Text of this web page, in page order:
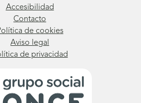
Accesibilidad
Contacto
de cookies
Aviso legal
de privacidad